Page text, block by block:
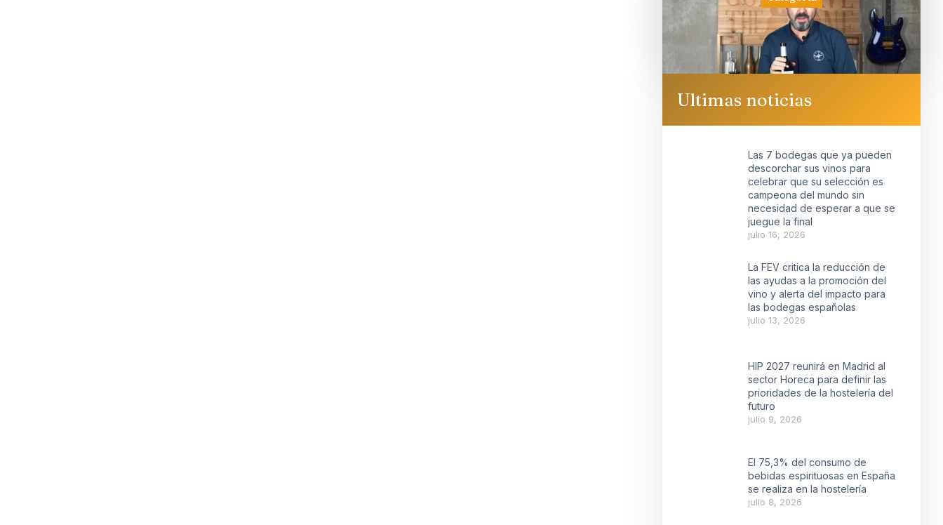
Ultimas noticias
Las 7 bodegas que ya pueden
descorchar sus vinos para
celebrar que su selección es
campeona del mundo sin
necesidad de esperar a que se
juegue la final
julio 16, 2026
La FEV critica la reducción de
las ayudas a la promoción del
vino y alerta del impacto para
las bodegas españolas
julio 13, 2026
HIP 2027 reunirá en Madrid al
sector Horeca para definir las
prioridades de la hostelería del
futuro
julio 9, 2026
El 75,3% del consumo de
bebidas espirituosas en España
se realiza en la hostelería
julio 8, 2026